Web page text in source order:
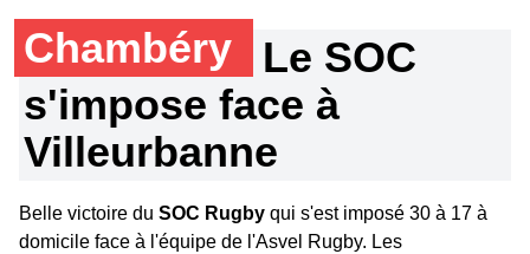
Chambéry
Le SOC
s'impose face à
Villeurbanne
Belle victoire du SOC Rugby qui s'est imposé 30 à 17 à
domicile face à l'équipe de l'Asvel Rugby. Les